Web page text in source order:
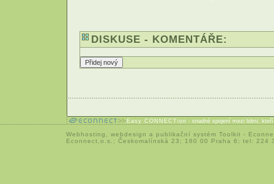
DISKUSE - KOMENTÁŘE:
Easy CONNECTion - snadné spojení mezi lidmi,
Webhosting webdesign a publikační systém Toolkit -
Econnect,o.s.; Českomalínská 23; 160 00 Praha 6; tel: 224